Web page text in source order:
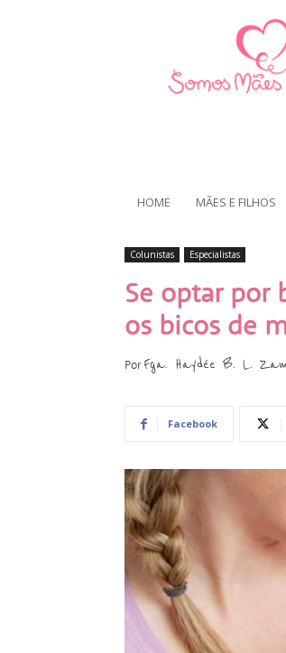
HOME MÃES E FILHOS
Colunistas Especialistas
Se optar por
os bicos de
Por Fga. Haydée B. L.
Facebook